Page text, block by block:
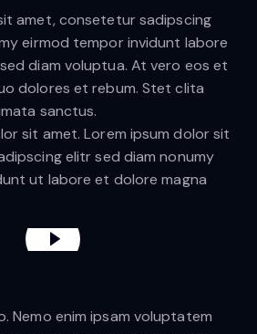
amet, consetetur sadipscing
eirmod tempor invidunt labore
diam voluptua. At vero eos et
dolores et rebum. Stet clita
sanctus.
sit amet. Lorem ipsum dolor sit
elitr sed diam nonumy
ut labore et dolore magna
Nemo enim ipsam voluptatem